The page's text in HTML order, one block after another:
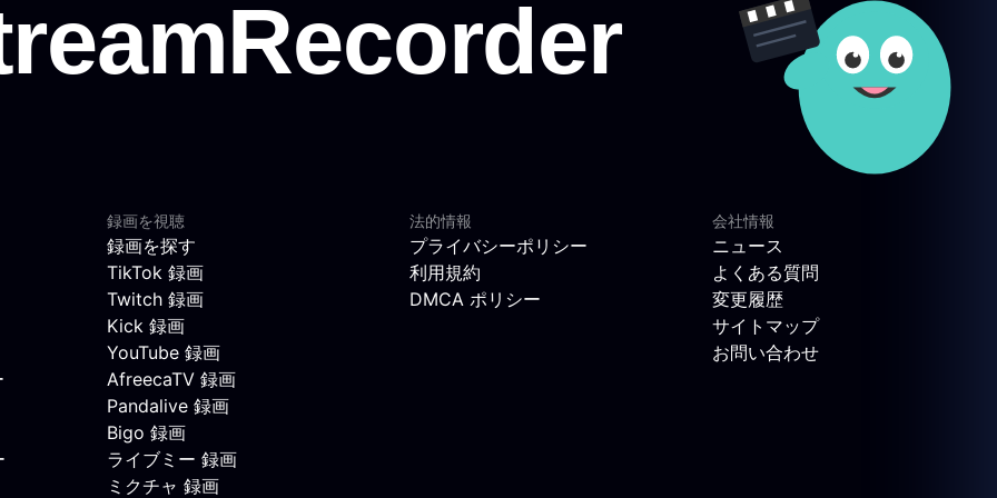
録画を視聴
録画を探す
TikTok 録画
Twitch 録画
Kick 録画
YouTube 録画
AfreecaTV 録画
Pandalive 録画
Bigo 録画
ライブミー 録画
ミクチャ 録画
法的情報
プライバシーポリシー
利用規約
DMCA ポリシー
会社情報
ニュース
よくある質問
変更履歴
サイトマップ
お問い合わせ